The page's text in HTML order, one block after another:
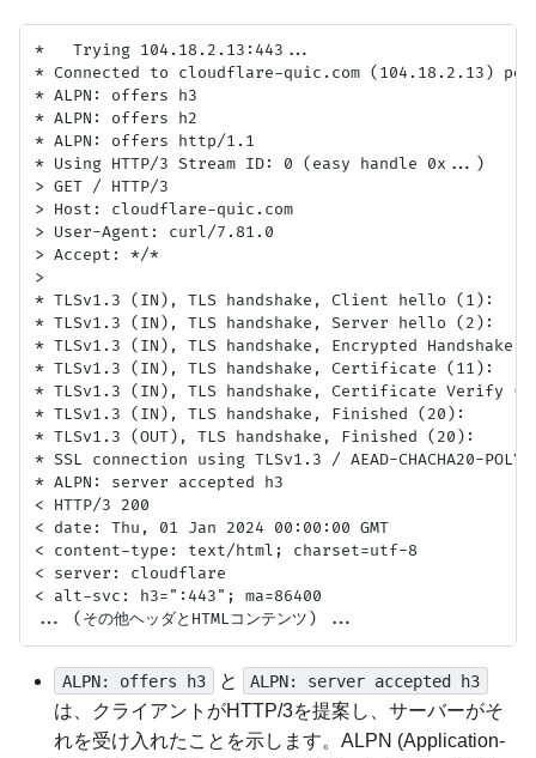
*   Trying 104.18.2.13:443...
* Connected to cloudflare-quic.com (104.18.2.13)
* ALPN: offers h3
* ALPN: offers h2
* ALPN: offers http/1.1
* Using HTTP/3 Stream ID: 0 (easy handle 0x...)
> GET / HTTP/3
> Host: cloudflare-quic.com
> User-Agent: curl/7.81.0
> Accept: */*
>
* TLSv1.3 (IN), TLS handshake, Client hello (1):
* TLSv1.3 (IN), TLS handshake, Server hello (2):
* TLSv1.3 (IN), TLS handshake, Encrypted Handshake
* TLSv1.3 (IN), TLS handshake, Certificate (11):
* TLSv1.3 (IN), TLS handshake, Certificate Verify
* TLSv1.3 (IN), TLS handshake, Finished (20):
* TLSv1.3 (OUT), TLS handshake, Finished (20):
* SSL connection using TLSv1.3 / AEAD-CHACHA20-
* ALPN: server accepted h3
< HTTP/3 200
< date: Thu, 01 Jan 2024 00:00:00 GMT
< content-type: text/html; charset=utf-8
< server: cloudflare
< alt-svc: h3=":443"; ma=86400
ALPN: offers h3 と ALPN: server accepted h3
は、クライアントがHTTP/3を提案し、サーバーがそ
れを受け入れたことを示します。ALPN (Application-